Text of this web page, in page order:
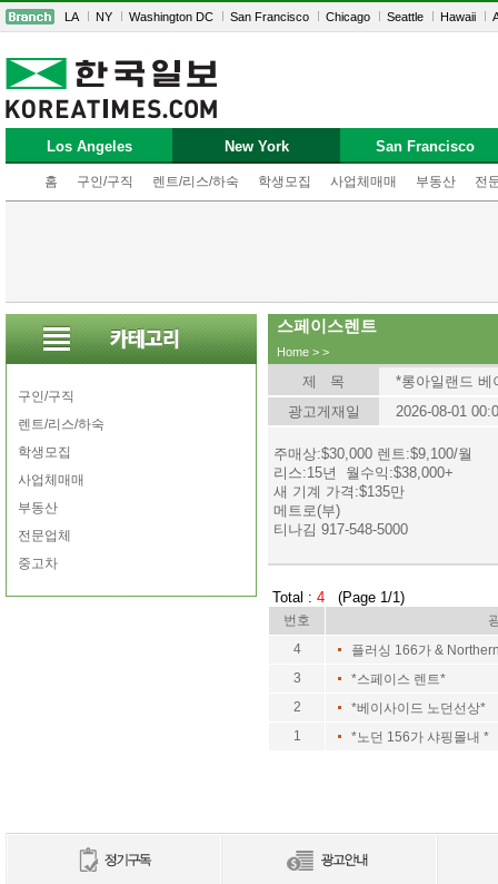
LA NY Washington DC San Francisco Chicago Seattle Hawaii
Los Angeles New York
홈 구인/구직 렌트/리스/하숙 학생모집 사업체매매 부동산 전
San Francisco
구인/구직
렌트/리스/하숙
학생모집
사업체매매
부동산
전문업체
중고차
스페이스렌트
Home > >
제 목
*롱아일랜드 베
광고게재일
2026-08-01
주매상:$30,000 렌트:$9,100/월
리스:15년 월수익:$38,000+
새 기계 가격:$135만
메트로(부)
티나김 917-548-5000
Total : 4 (Page 1/1)
번호
4
플러싱 166가 &
3
*스페이스 렌트*
2
*베이사이드 노던선상*
1
*노던 156가 샤핑몰내 *